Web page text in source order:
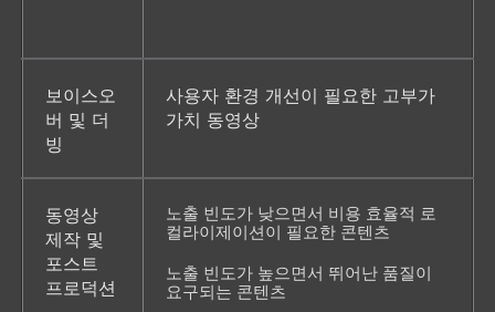
보이스오
버 및 더
빙
사용자 환경 개선이 필요한 고부가
가치 동영상
동영상
제작 및
포스트
프로덕션
노출 빈도가 낮으면서 비용 효율적 로
컬라이제이션이 필요한 콘텐츠
노출 빈도가 높으면서 뛰어난 품질이
요구되는 콘텐츠